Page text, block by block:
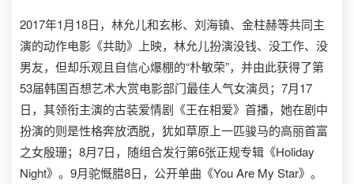
2017年1月18日，林允儿和玄彬、刘海镇、金柱赫等共同主
演的动作电影《共助》上映，林允儿扮演没钱、没工作、没
男友，但却乐观且自信心爆棚的“朴敏荣”，并由此获得了第
53届韩国百想艺术大赏电影部门最佳人气女演员；7月17
日，其领衔主演的古装爱情剧《王在相爱》首播，她在剧中
扮演的则是性格奔放洒脱，犹如草原上一匹骏马的高丽首富
之女殷珊；8月7日，随组合发行第6张正规专辑《Holiday
Night》。9月驼慨腊8日，公开单曲《You Are My Star》。